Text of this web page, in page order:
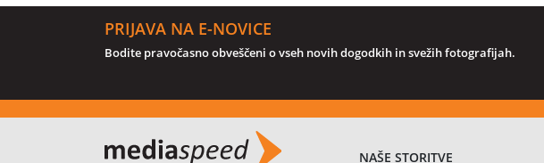
PRIJAVA NA E-NOVICE
Bodite pravočasno obveščeni o vseh novih dogodkih in svežih fotografijah.
NAŠE STORITVE